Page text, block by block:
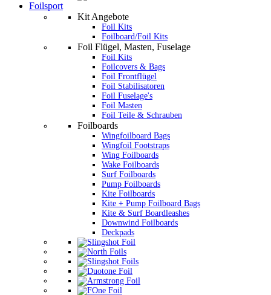
Foilsport
Kit Angebote
Foil Kits
Foilboard/Foil Kits
Foil Flügel, Masten, Fuselage
Foil Kits
Foilcovers & Bags
Foil Frontflügel
Foil Stabilisatoren
Foil Fuselage's
Foil Masten
Foil Teile & Schrauben
Foilboards
Wingfoilboard Bags
Wingfoil Footstraps
Wing Foilboards
Wake Foilboards
Surf Foilboards
Pump Foilboards
Kite Foilboards
Kite + Pump Foilboard Bags
Kite & Surf Boardleashes
Downwind Foilboards
Deckpads